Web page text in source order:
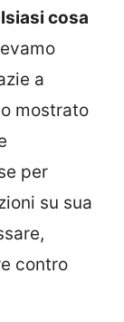
cosa
a
mostrato
per
su sua
contro